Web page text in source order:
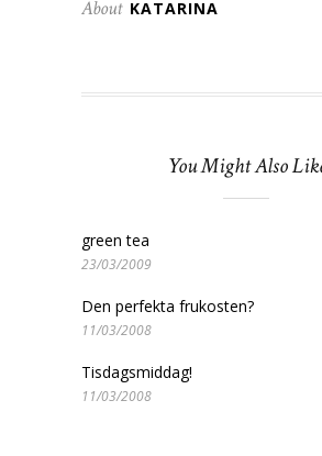
About KATARINA
You Might Also
green tea
23/03/2009
Den perfekta frukosten?
11/03/2008
Tisdagsmiddag!
11/03/2008